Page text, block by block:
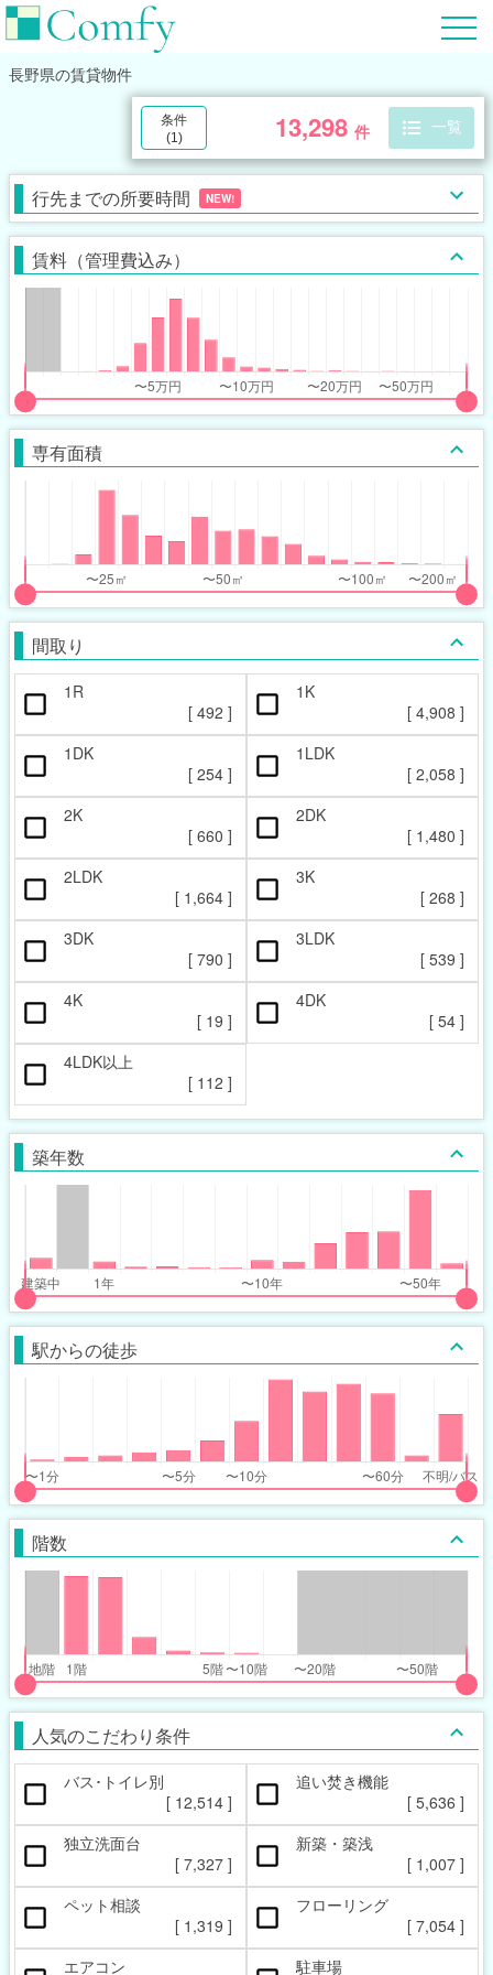
長野県の賃貸物件
13,298 件 一覧
条件
(1 )
行先までの所要時間 NEW!
賃料（管理費込み）
専有面積
間取り
1R
[ 492 ]
1K
[ 4,908 ]
1DK
[ 254 ]
1LDK
[ 2,058 ]
2K
[ 660 ]
2DK
[ 1,480 ]
2LDK
[ 1,664 ]
3K
[ 268 ]
3DK
[ 790 ]
3LDK
[ 539 ]
4K
[ 19 ]
4DK
[ 54 ]
4LDK以上
[ 112 ]
築年数
駅からの徒歩
階数
人気のこだわり条件
バス･トイレ別
[ 12,514 ]
追い焚き機能
[ 5,636 ]
独立洗面台
[ 7,327 ]
新築・築浅
[ 1,007 ]
ペット相談
[ 1,319 ]
フローリング
[ 7,054 ]
エアコン
駐車場